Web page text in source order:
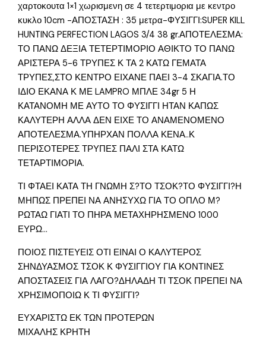
χαρτοκουτα 1×1 χωρισμενη σε 4 τετερτιμορια με κεντρο
κυκλο 10cm -ΑΠΟΣΤΑΣΗ : 35 μετρα-ΦΥΣΙΓΓΙ:SUPER KILL
HUNTING PERFECTION LAGOS 3/4 38 gr.ΑΠΟΤΕΛΕΣΜΑ:
ΤΟ ΠΑΝΩ ΔΕΞΙΑ ΤΕΤΕΡΤΙΜΟΡΙΟ ΑΘΙΚΤΟ ΤΟ ΠΑΝΩ
ΑΡΙΣΤΕΡΑ 5-6 ΤΡΥΠΕΣ Κ ΤΑ 2 ΚΑΤΩ ΓΕΜΑΤΑ
ΤΡΥΠΕΣ,ΣΤΟ ΚΕΝΤΡΟ ΕΙΧΑΝΕ ΠΑΕΙ 3-4 ΣΚΑΓΙΑ.ΤΟ
ΙΔΙΟ ΕΚΑΝΑ Κ ΜΕ LAMPRO ΜΠΛΕ 34gr 5 Η
ΚΑΤΑΝΟΜΗ ΜΕ ΑΥΤΟ ΤΟ ΦΥΣΙΓΓΙ ΗΤΑΝ ΚΑΠΩΣ
ΚΑΛΥΤΕΡΗ ΑΛΛΑ ΔΕΝ ΕΙΧΕ ΤΟ ΑΝΑΜΕΝΟΜΕΝΟ
ΑΠΟΤΕΛΕΣΜΑ.ΥΠΗΡΧΑΝ ΠΟΛΛΑ ΚΕΝΑ..Κ
ΠΕΡΙΣΟΤΕΡΕΣ ΤΡΥΠΕΣ ΠΑΛΙ ΣΤΑ ΚΑΤΩ
ΤΕΤΑΡΤΙΜΟΡΙΑ.
ΤΙ ΦΤΑΕΙ ΚΑΤΑ ΤΗ ΓΝΩΜΗ Σ?ΤΟ ΤΣΟΚ?ΤΟ ΦΥΣΙΓΓΙ?Η
ΜΗΠΩΣ ΠΡΕΠΕΙ ΝΑ ΑΝΗΣΥΧΩ ΓΙΑ ΤΟ ΟΠΛΟ Μ?
ΡΩΤΑΩ ΓΙΑΤΙ ΤΟ ΠΗΡΑ ΜΕΤΑΧΗΡΗΣΜΕΝΟ 1000
ΕΥΡΩ…
ΠΟΙΟΣ ΠΙΣΤΕΥΕΙΣ ΟΤΙ ΕΙΝΑΙ Ο ΚΑΛΥΤΕΡΟΣ
ΣΗΝΔΥΑΣΜΟΣ ΤΣΟΚ Κ ΦΥΣΙΓΓΙΟΥ ΓΙΑ ΚΟΝΤΙΝΕΣ
ΑΠΟΣΤΑΣΕΙΣ ΓΙΑ ΛΑΓΟ?ΔΗΛΑΔΗ ΤΙ ΤΣΟΚ ΠΡΕΠΕΙ ΝΑ
ΧΡΗΣΙΜΟΠΟΙΩ Κ ΤΙ ΦΥΣΙΓΓΙ?
ΕΥΧΑΡΙΣΤΩ ΕΚ ΤΩΝ ΠΡΟΤΕΡΩΝ
ΜΙΧΑΛΗΣ ΚΡΗΤΗ